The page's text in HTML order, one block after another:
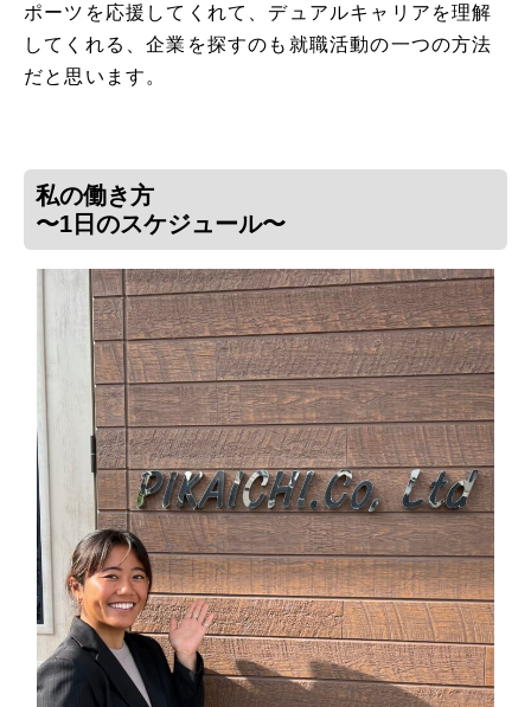
ポーツを応援してくれて、デュアルキャリアを理解
してくれる、企業を探すのも就職活動の一つの方法
だと思います。
私の働き方
〜1日のスケジュール〜